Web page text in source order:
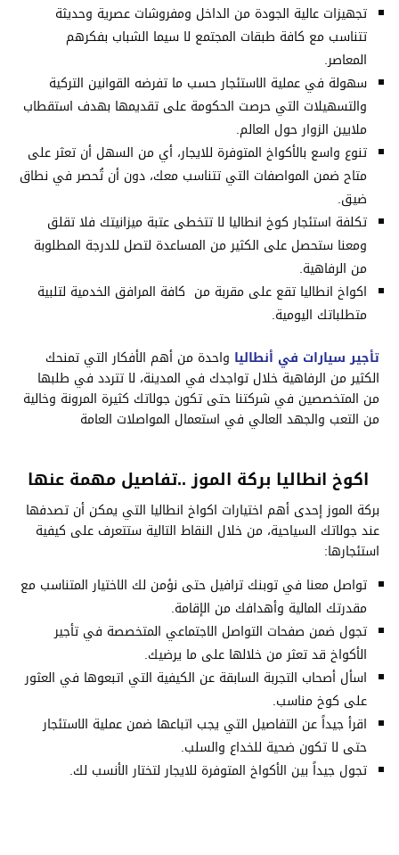
تجهيزات عالية الجودة من الداخل ومفروشات عصرية وحديثة
تتناسب مع كافة طبقات المجتمع لا سيما الشباب بفكرهم
المعاصر.
سهولة في عملية الاستئجار حسب ما تفرضه القوانين التركية
والتسهيلات التي حرصت الحكومة على تقديمها بهدف استقطاب
ملايين الزوار حول العالم.
تنوع واسع بالأكواخ المتوفرة للايجار، أي من السهل أن تعثر على
متاح ضمن المواصفات التي تتناسب معك، دون أن تُحصر في نطاق
ضيق.
تكلفة استئجار كوخ انطاليا لا تتخطى عتبة ميزانيتك فلا تقلق
ومعنا ستحصل على الكثير من المساعدة لتصل للدرجة المطلوبة
من الرفاهية.
اكواخ انطاليا تقع على مقربة من كافة المرافق الخدمية لتلبية
متطلباتك اليومية.
تأجير سيارات في أنطاليا واحدة من أهم الأفكار التي تمنحك
الكثير من الرفاهية خلال تواجدك في المدينة، لا تتردد في طلبها
من المتخصصين في شركتنا حتى تكون جولاتك كثيرة المرونة وخالية
من التعب والجهد العالي في استعمال المواصلات العامة
اكوخ انطاليا بركة الموز ..تفاصيل مهمة عنها
بركة الموز إحدى أهم اختيارات اكواخ انطاليا التي يمكن أن تصدفها
عند جولاتك السياحية، من خلال النقاط التالية ستتعرف على كيفية
استئجارها:
تواصل معنا في توبنك ترافيل حتى نؤمن لك الاختيار المتناسب مع
مقدرتك المالية وأهدافك من الإقامة.
تجول ضمن صفحات التواصل الاجتماعي المتخصصة في تأجير
الأكواخ قد تعثر من خلالها على ما يرضيك.
اسأل أصحاب التجربة السابقة عن الكيفية التي اتبعوها في العثور
على كوخ مناسب.
اقرأ جيداً عن التفاصيل التي يجب اتباعها ضمن عملية الاستئجار
حتى لا تكون ضحية للخداع والسلب.
تجول جيداً بين الأكواخ المتوفرة للايجار لتختار الأنسب لك.